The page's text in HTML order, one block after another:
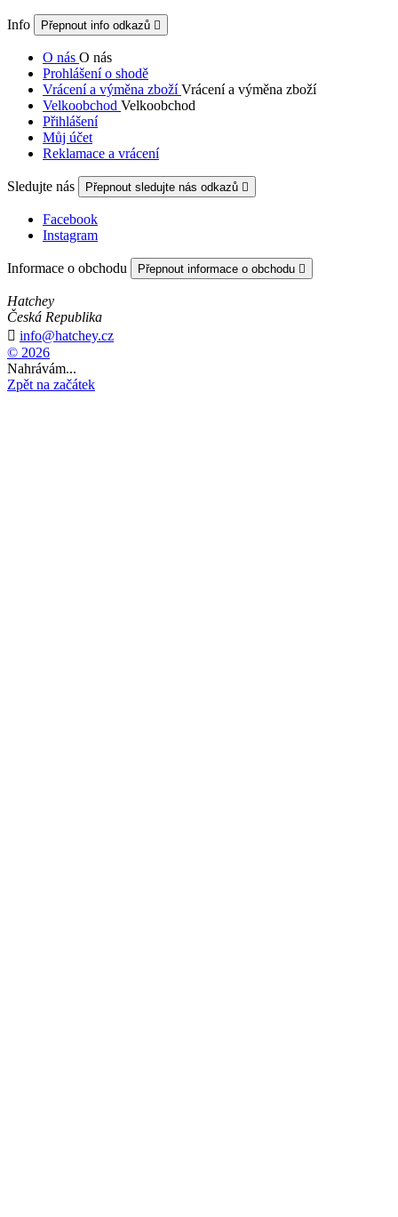
Info Přepnout info odkazů 
O nás O nás
Prohlášení o shodě
Vrácení a výměna zbožíVrácení a výměna zboží
Velkoobchod Velkoobchod
Přihlášení
Můj účet
Reklamace a vrácení
Sledujte nás Přepnout sledujte nás odkazů 
Facebook
Instagram
Informace o obchodu Přepnout informace o obchodu 
Hatchey
Česká Republika
 info@hatchey.cz
© 2026
Nahrávám...
Zpět na začátek